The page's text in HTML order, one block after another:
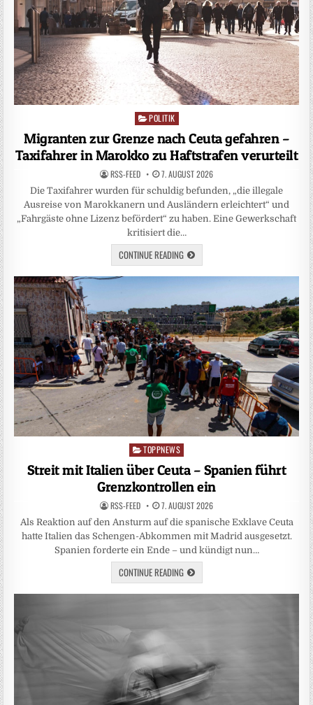
Posted
POLITIK
Migranten zur Grenze nach Ceuta gefahren –
Taxifahrer in Marokko zu Haftstrafen verurteilt
RSS-FEED 7. AUGUST 2026
Die Taxifahrer wurden für schuldig befunden, „die illegale
Ausreise von Marokkanern und Ausländern erleichtert“ und
„Fahrgäste ohne Lizenz befördert“ zu haben. Eine Gewerkschaft
kritisiert die…
CONTINUE READING
Posted
in
TOPPNEWS
Streit mit Italien über Ceuta – Spanien führt
Grenzkontrollen ein
RSS-FEED 7. AUGUST 2026
Als Reaktion auf den Ansturm auf die spanische Exklave Ceuta
hatte Italien das Schengen-Abkommen mit Madrid ausgesetzt.
Spanien forderte ein Ende – und kündigt nun…
CONTINUE READING